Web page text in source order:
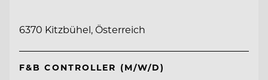
6370 Kitzbühel, Österreich
F&B CONTROLLER (M/W/D)